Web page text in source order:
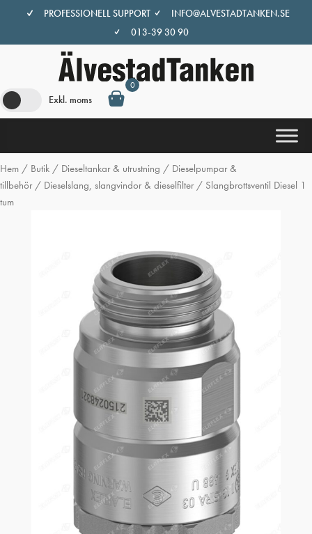
innehåll
PROFESSIONELL SUPPORT
INFO@ALVESTADTANKEN.SE
013-39 30 90
Exkl. moms
0
Hem / Butik / Dieseltankar & utrustning / Dieselpumpar &
tillbehör/ Dieselslang, slangvindor & dieselfilter/ Slangbrottsventil Diesel 1
tum